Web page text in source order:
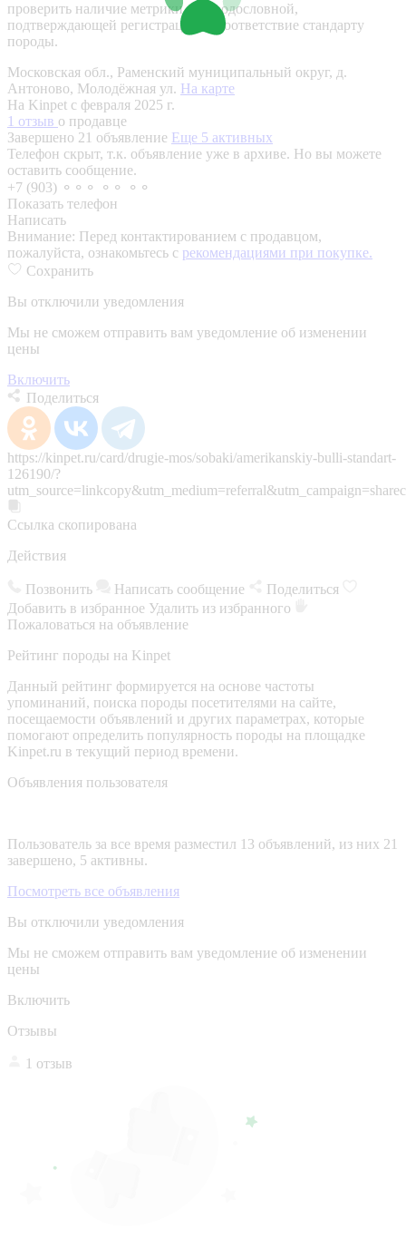
проверить наличие метрики или родословной,
подтверждающей регистрацию и соответствие стандарту
породы.
Московская обл., Раменский муниципальный округ, д.
Антоново, Молодёжная ул. На карте
На Kinpet c февраля 2025 г.
1 отзыв о продавце
Завершено 21 объявление Еще 5 активных
Телефон скрыт, т.к. объявление уже в архиве. Но вы можете
оставить сообщение.
+7 (903) ⚬⚬⚬ ⚬⚬ ⚬⚬
Показать телефон
Написать
Внимание: Перед контактированием с продавцом,
пожалуйста, ознакомьтесь с рекомендациями при покупке.
Сохранить
Вы отключили уведомления
Мы не сможем отправить вам уведомление об изменении
цены
Включить
Поделиться
https://kinpet.ru/card/drugie-mos/sobaki/amerikanskiy-bulli-standart-
126190/?
Ссылка скопирована
Действия
Позвонить Написать сообщение
Поделиться
Добавить в избранное Удалить из избранного
Пожаловаться на объявление
Рейтинг породы на Kinpet
Данный рейтинг формируется на основе частоты
упоминаний, поиска породы посетителями на сайте,
посещаемости объявлений и других параметрах, которые
помогают определить популярность породы на площадке
Kinpet.ru в текущий период времени.
Объявления пользователя
Пользователь за все время разместил 13 объявлений, из них 21
завершено, 5 активны.
Посмотреть все объявления
Вы отключили уведомления
Мы не сможем отправить вам уведомление об изменении
цены
Включить
Отзывы
1 отзыв